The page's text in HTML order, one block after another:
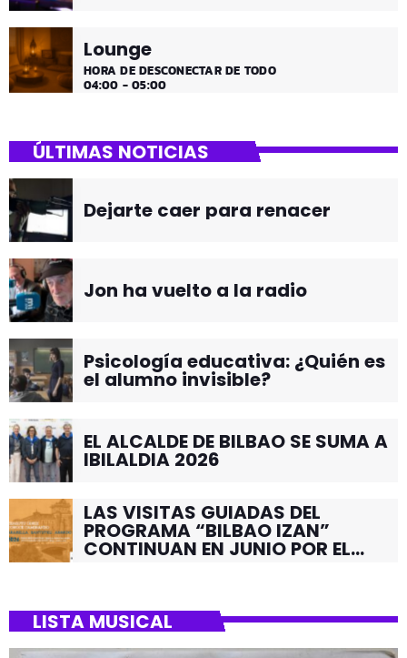
Lounge
HORA DE DESCONECTAR DE TODO
04:00 - 05:00
ÚLTIMAS NOTICIAS
Dejarte caer para renacer
Jon ha vuelto a la radio
Psicología educativa: ¿Quién es
el alumno invisible?
EL ALCALDE DE BILBAO SE SUMA A
IBILALDIA 2026
LAS VISITAS GUIADAS DEL
PROGRAMA “BILBAO IZAN”
CONTINUAN EN JUNIO POR EL
LISTA MUSICAL